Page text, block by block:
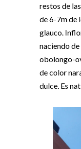
restos de
de 6-7m de
glauco.
naciendo
obolongo-
de color
dulce. Es